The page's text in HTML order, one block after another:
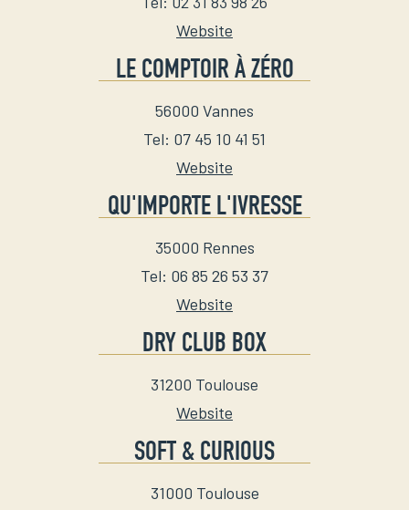
Website
LE COMPTOIR À ZÉRO
56000 Vannes
Tel: 07 45 10 41 51
Website
QU'IMPORTE L'IVRESSE
35000 Rennes
Tel: 06 85 26 53 37
Website
DRY CLUB BOX
31200 Toulouse
Website
SOFT & CURIOUS
31000 Toulouse